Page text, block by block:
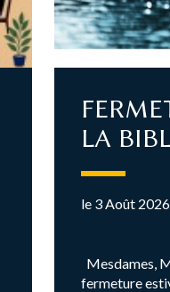
LA
le 3 Août 2026
Mesdames,
fermeture